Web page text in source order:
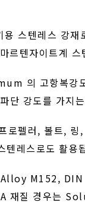
스텐레스 강재
텐자이트계 스
의 고항복강
단 강도를 가지
로펠러, 볼트, 링
텐레스로도 활용
M152,
재질 경우는